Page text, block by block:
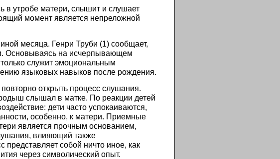
в утробе матери, слышит и слушает
момент является непреложной
месяца. Генри Труби (1) сообщает,
Основываясь на исчерпывающем
служит эмоциональным
языковых навыков после рождения.
открыть процесс слушания.
слышал в матке. По реакции детей
дети часто успокаиваются,
особенно, к матери. Приемные
является прочным основанием,
влияющий также
собой ничто иное, как
через символический опыт.